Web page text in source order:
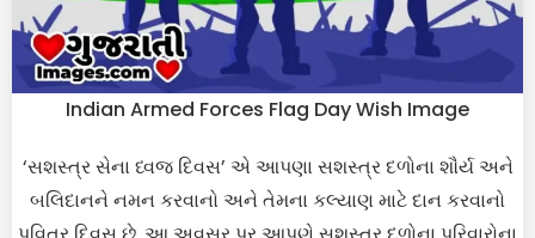
Indian Armed Forces Flag Day Wish Image
‘સશસ્ત્ર સેના ધ્વજ દિવસ’ એ આપણા સશસ્ત્ર દળોના શૌર્ય અને
બલિદાનને નમન કરવાનો અને તેમના કલ્યાણ માટે દાન કરવાનો